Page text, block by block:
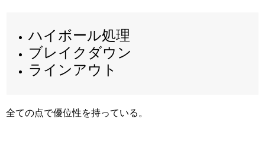
ハイボール処理
ブレイクダウン
ラインアウト
全ての点で優位性を持っている。